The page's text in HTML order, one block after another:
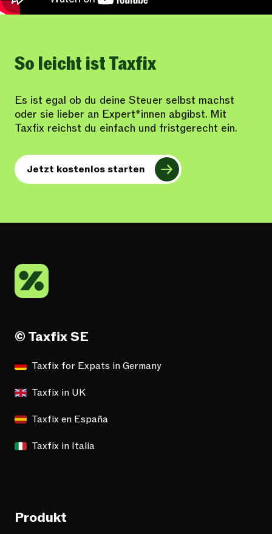
So leicht ist Taxfix
Es ist egal ob du deine Steuer selbst machst
oder sie lieber an Expert*innen abgibst. Mit
Taxfix reichst du einfach und fristgerecht ein.
Jetzt kostenlos starten
© Taxfix SE
Taxfix for Expats in Germany
Taxfix in UK
Taxfix en España
Taxfix in Italia
Produkt